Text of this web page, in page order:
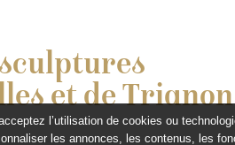
et de Trianon
l’utilisation de cookies ou
les annonces, les contenus, les